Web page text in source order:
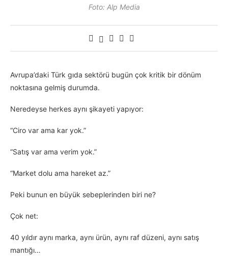
Foto: Alp Media
Avrupa’daki Türk gıda sektörü bugün çok kritik bir dönüm
noktasına gelmiş durumda.
Neredeyse herkes aynı şikayeti yapıyor:
“Ciro var ama kar yok.”
“Satış var ama verim yok.”
“Market dolu ama hareket az.”
Peki bunun en büyük sebeplerinden biri ne?
Çok net:
40 yıldır aynı marka, aynı ürün, aynı raf düzeni, aynı satış
mantığı…